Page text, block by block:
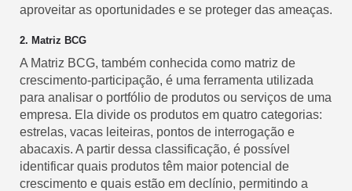
aproveitar as oportunidades e se proteger das ameaças.
2. Matriz BCG
A Matriz BCG, também conhecida como matriz de
crescimento-participação, é uma ferramenta utilizada
para analisar o portfólio de produtos ou serviços de uma
empresa. Ela divide os produtos em quatro categorias:
estrelas, vacas leiteiras, pontos de interrogação e
abacaxis. A partir dessa classificação, é possível
identificar quais produtos têm maior potencial de
crescimento e quais estão em declínio, permitindo a